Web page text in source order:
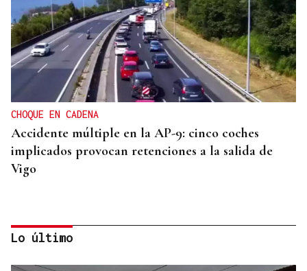
CHOQUE EN CADENA
Accidente múltiple en la AP-9: cinco coches
implicados provocan retenciones a la salida de
Vigo
Lo último